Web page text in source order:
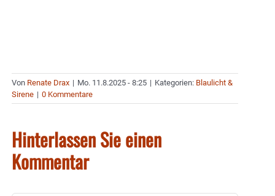
Von Renate Drax | Mo. 11.8.2025 - 8:25 | Kategorien: Blaulicht &
Sirene | 0 Kommentare
Hinterlassen Sie einen
Kommentar